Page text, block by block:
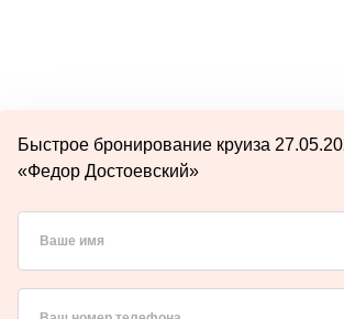
Быстрое бронирование круиза
«Федор Достоевский»
Ваше имя